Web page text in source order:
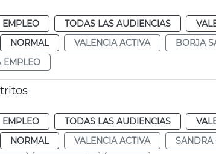
EMPLEO TODAS LAS AUDIENCIAS
NORMAL VALENCIA ACTIVA
BORJA
EMPLEO
EMPLEO TODAS LAS AUDIENCIAS
NORMAL VALENCIA ACTIVA
SANDRA